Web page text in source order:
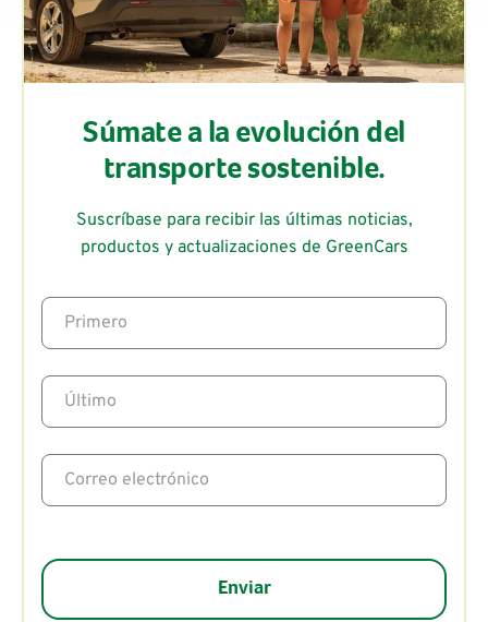
Súmate a la evolución del
transporte sostenible.
Suscríbase para recibir las últimas noticias,
productos y actualizaciones de GreenCars